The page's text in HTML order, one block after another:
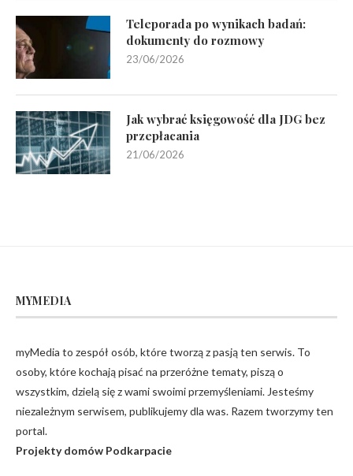
Teleporada po wynikach badań:
dokumenty do rozmowy
23/06/2026
Jak wybrać księgowość dla JDG bez
przepłacania
21/06/2026
MYMEDIA
myMedia to zespół osób, które tworzą z pasją ten serwis. To
osoby, które kochają pisać na przeróżne tematy, piszą o
wszystkim, dzielą się z wami swoimi przemyśleniami. Jesteśmy
niezależnym serwisem, publikujemy dla was. Razem tworzymy ten
portal.
Projekty domów Podkarpacie